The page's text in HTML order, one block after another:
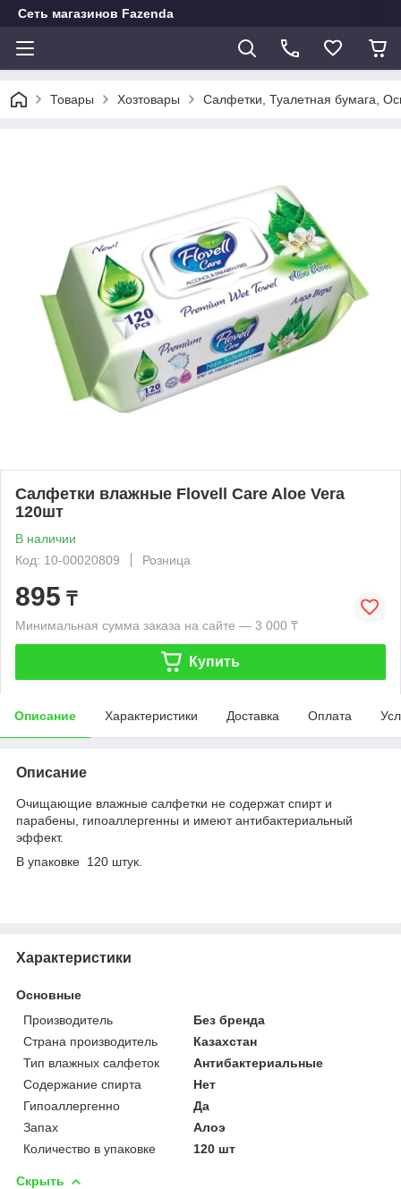
Сеть магазинов Fazenda
Товары Хозтовары Салфетки, Туалетная бумага,
Салфетки влажные Flovell Care Aloe Vera
120шт
В наличии
Код: 10-00020809
Розница
895 ₸
Минимальная сумма заказа на сайте — 3 000 ₸
Купить
Описание Характеристики Доставка Оплата
Описание
Очищающие влажные салфетки не содержат спирт и
парабены, гипоаллергенны и имеют антибактериальный
эффект.
В упаковке 120 штук.
Характеристики
Основные
Производитель
Без бренда
Страна производитель
Казахстан
Тип влажных салфеток
Антибактериальные
Содержание спирта
Нет
Гипоаллергенно
Да
Запах
Алоэ
Количество в упаковке
120 шт
Скрыть